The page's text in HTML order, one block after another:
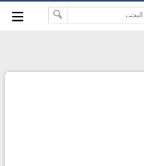
google-site-
≡